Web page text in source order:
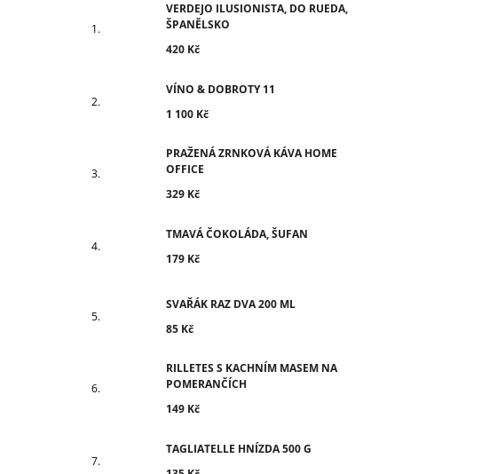
VERDEJO ILUSIONISTA, DO RUEDA,
ŠPANĚLSKO
420 Kč
VÍNO & DOBROTY 11
1 100 Kč
PRAŽENÁ ZRNKOVÁ KÁVA HOME
OFFICE
329 Kč
TMAVÁ ČOKOLÁDA, ŠUFAN
179 Kč
SVAŘÁK RAZ DVA 200 ML
85 Kč
RILLETES S KACHNÍM MASEM NA
POMERANČÍCH
149 Kč
TAGLIATELLE HNÍZDA 500 G